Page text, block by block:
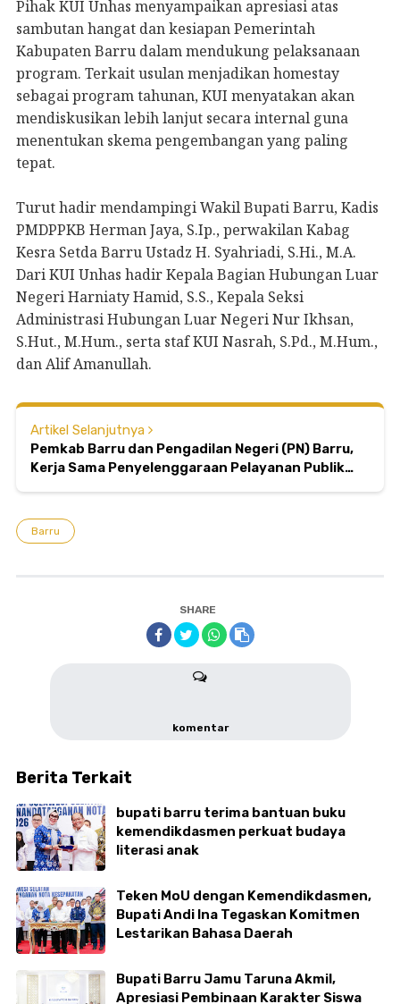
Pihak KUI Unhas menyampaikan apresiasi atas
sambutan hangat dan kesiapan Pemerintah
Kabupaten Barru dalam mendukung pelaksanaan
program. Terkait usulan menjadikan homestay
sebagai program tahunan, KUI menyatakan akan
mendiskusikan lebih lanjut secara internal guna
menentukan skema pengembangan yang paling
tepat.
Turut hadir mendampingi Wakil Bupati Barru, Kadis
PMDPPKB Herman Jaya, S.Ip., perwakilan Kabag
Kesra Setda Barru Ustadz H. Syahriadi, S.Hi., M.A.
Dari KUI Unhas hadir Kepala Bagian Hubungan Luar
Negeri Harniaty Hamid, S.S., Kepala Seksi
Administrasi Hubungan Luar Negeri Nur Ikhsan,
S.Hut., M.Hum., serta staf KUI Nasrah, S.Pd., M.Hum.,
dan Alif Amanullah.
Artikel Selanjutnya
Pemkab Barru dan Pengadilan Negeri (PN) Barru,
Kerja Sama Penyelenggaraan Pelayanan Publik
Barru
SHARE
komentar
Berita Terkait
bupati barru terima bantuan buku
kemendikdasmen perkuat budaya
literasi anak
Teken MoU dengan Kemendikdasmen,
Bupati Andi Ina Tegaskan Komitmen
Lestarikan Bahasa Daerah
Bupati Barru Jamu Taruna Akmil,
Apresiasi Pembinaan Karakter Siswa